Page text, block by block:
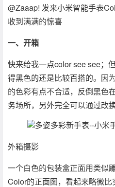
@Zaaap! 发来小米智能手表
收到满满的惊喜
一、开箱
快来给我一点color see see；
得黑色的还是比较百搭的。因
的色彩有点不合适，反倒黑色
务场所，另外完全可以通过改
外箱摄影
一个白色的包装盒正面用类似
Color的正面图，看起来略微